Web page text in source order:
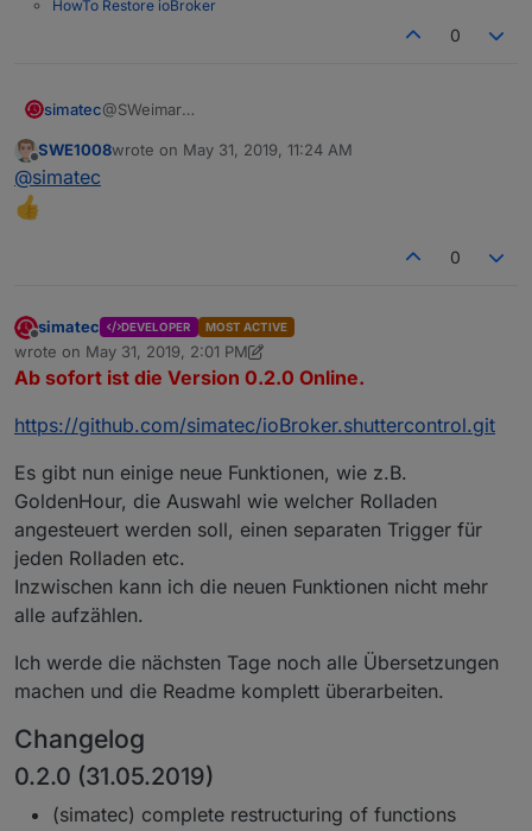
HowTo Restore ioBroker
0
simatec@SWeimar
Update und fix das gleich mit.
Ich poste hier, wenn das gesamte Update Online ist.
Offline
SWE1008wrote on May 31, 2019, 11:24 AM
last edited by
@simatec
0
Offline
simatec DEVELOPER MOST ACTIVE
wrote on May 31, 2019, 2:01 PM
last edited by simatecMay 31, 2019, 4:05 PM
Ab sofort ist die Version 0.2.0 Online.
https://github.com/simatec/ioBroker.shuttercontrol.git
Es gibt nun einige neue Funktionen, wie z.B.
GoldenHour, die Auswahl wie welcher Rolladen
angesteuert werden soll, einen separaten Trigger für
jeden Rolladen etc.
Inzwischen kann ich die neuen Funktionen nicht mehr
alle aufzählen.
Ich werde die nächsten Tage noch alle Übersetzungen
machen und die Readme komplett überarbeiten.
Changelog
0.2.0 (31.05.2019)
(simatec) complete restructuring of functions